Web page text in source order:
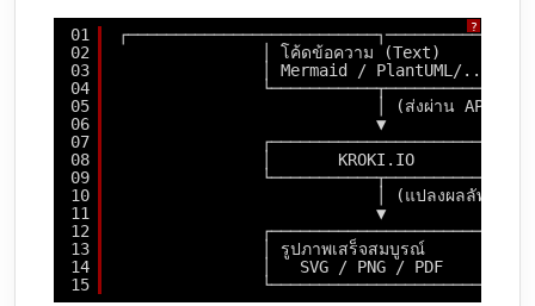
?
01
02
03
04
05
06
07
08
09
10
11
12
13
14
15
┌──────────────────────────┐────────────
│ โค้ดข้อความ (Text)       │
│ Mermaid / PlantUML/... │
└───────────┬────────────┘
│ (ส่งผ่าน API/
▼
┌────────────────────────┐
│       KROKI.IO         │
└───────────┬────────────┘
│ (แปลงผลลัพธ์)
▼
┌────────────────────────┐
│ รูปภาพเสร็จสมบูรณ์         │
│   SVG / PNG / PDF      │
└────────────────────────┘